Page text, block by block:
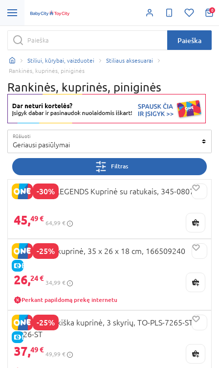
0
Paieška
Stiliui, kūrybai, vaizduotei
Stiliaus aksesuarai
Rankinės, kuprinės, piniginės
Rankinės, kuprinės, piniginės
Rūšiuoti
Geriausi pasiūlymai
Filtras
-30%
LEAGUE OF LEGENDS Kuprinė su ratukais, 345-08074
45,49 €
64,99 €
-25%
E-KAINA
MINECRAFT kuprinė, 35 x 26 x 18 cm, 166509240
26,24 €
34,99 €
Perkant papildomą prekę internetu
-25%
E-KAINA
ST.RIGHT vaikiška kuprinė, 3 skyrių, TO-PLS-7265-STR-
BP26-ST
37,49 €
49,99 €